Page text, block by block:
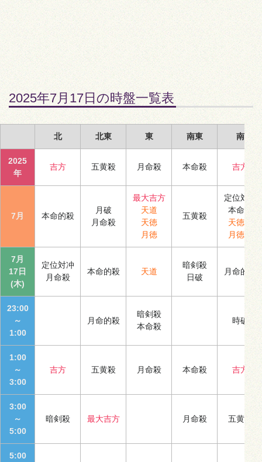
2025年7月17日の時盤一覧表
北 北東 東 南東 南
2025
年
吉方 五黄殺 月命殺 本命殺 吉方
7月 本命的殺
月破
月命殺
最大吉方
天道
天徳
月徳
五黄殺
定位対冲
本命殺
天徳合
月徳合
7月
17日
(木)
定位対冲
月命殺
本命的殺 天道
暗剣殺
日破
月命的殺
23:00
～
1:00
月命的殺
暗剣殺
本命殺
時破
1:00
～
3:00
吉方 五黄殺 月命殺 本命殺 吉方
3:00
～
5:00
暗剣殺 最大吉方 月命殺 五黄殺
5:00